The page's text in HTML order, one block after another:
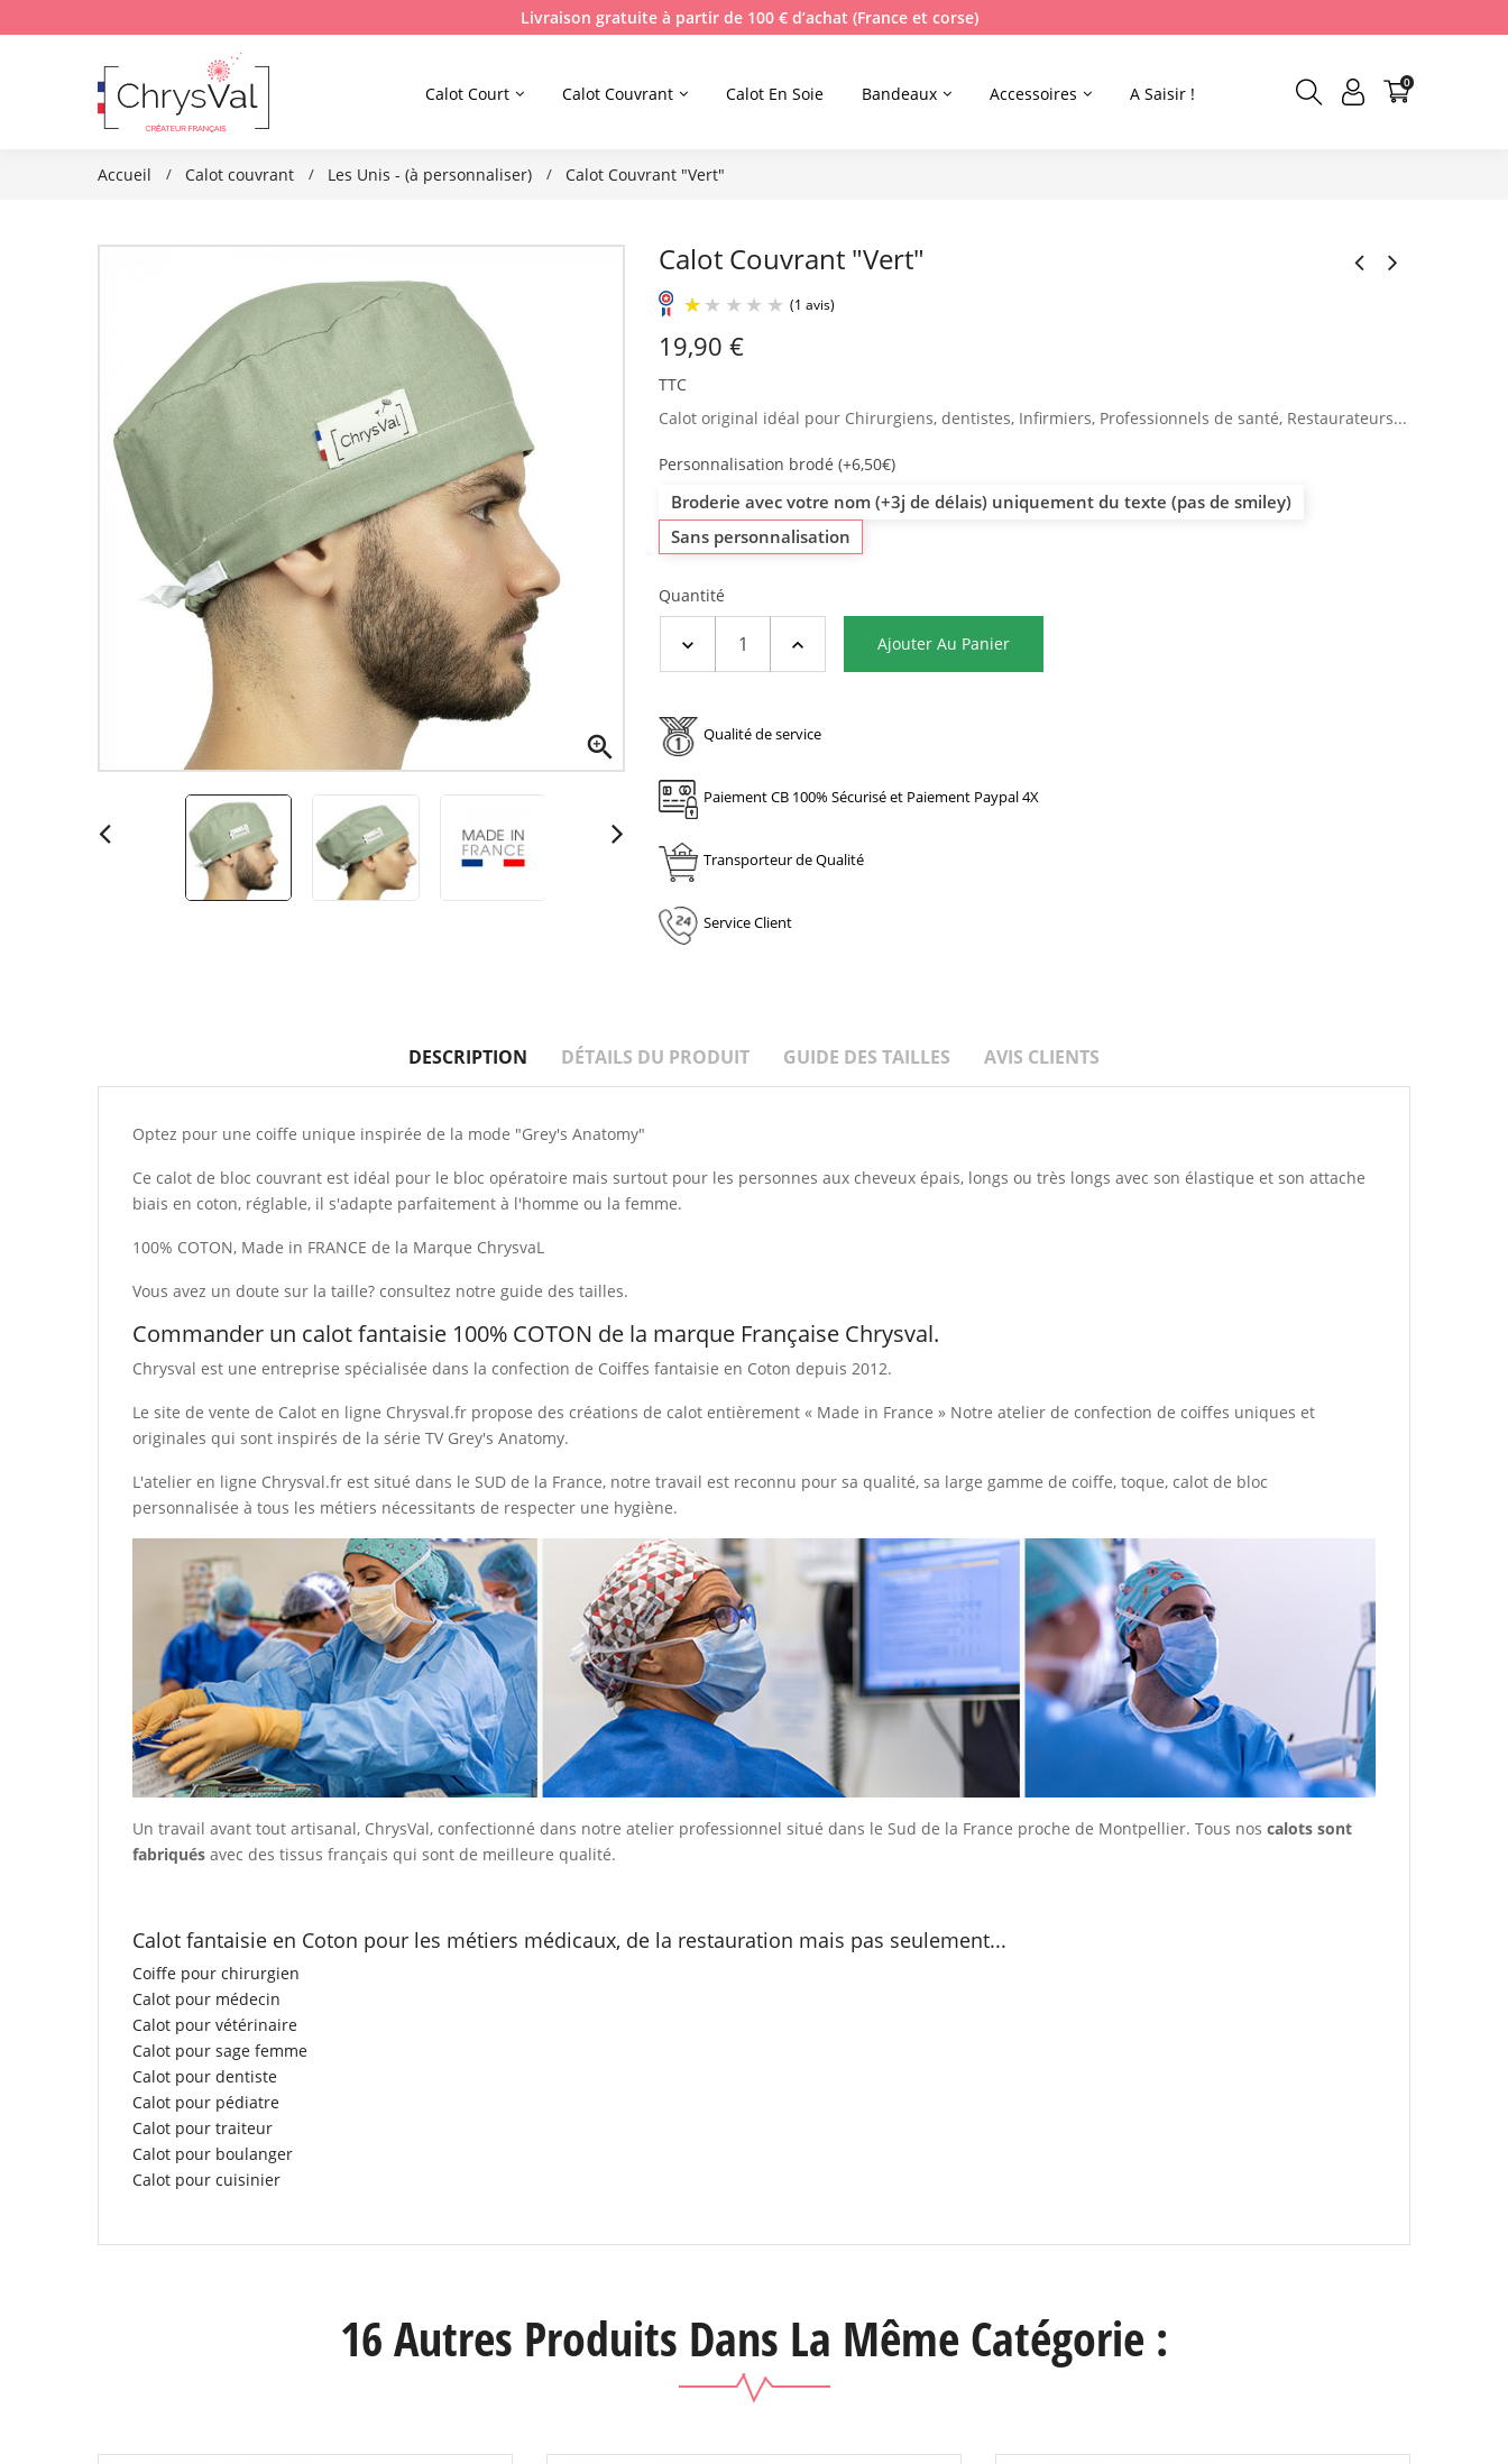
Livraison gratuite à partir de 100 € d’achat (France et corse)
Calot Court Calot Couvrant Calot En Soie Bandeaux Accessoires A Saisir !
0
Accueil Calot couvrant Les Unis - (à personnaliser) Calot Couvrant "Vert"

Calot Couvrant "Vert"
19,90 €
TTC
Calot original idéal pour Chirurgiens, dentistes, Infirmiers, Professionnels de santé, Restaurateurs...
Personnalisation brodé (+6,50€)
Broderie avec votre nom (+3j de délais) uniquement du texte (pas de smiley)
Sans personnalisation
Quantité
Ajouter Au Panier
Qualité de service
Paiement CB 100% Sécurisé et Paiement Paypal 4X
Transporteur de Qualité
Service Client
DESCRIPTION DÉTAILS DU PRODUIT GUIDE DES TAILLES AVIS CLIENTS
Optez pour une coiffe unique inspirée de la mode "Grey's Anatomy"
Ce calot de bloc couvrant est idéal pour le bloc opératoire mais surtout pour les personnes aux cheveux épais, longs ou très longs avec son élastique et son attache
biais en coton, réglable, il s'adapte parfaitement à l'homme ou la femme.
100% COTON, Made in FRANCE de la Marque ChrysvaL
Vous avez un doute sur la taille? consultez notre guide des tailles.
Commander un calot fantaisie 100% COTON de la marque Française Chrysval.
Chrysval est une entreprise spécialisée dans la confection de Coiffes fantaisie en Coton depuis 2012.
Le site de vente de Calot en ligne Chrysval.fr propose des créations de calot entièrement « Made in France » Notre atelier de confection de coiffes uniques et
originales qui sont inspirés de la série TV Grey's Anatomy.
L'atelier en ligne Chrysval.fr est situé dans le SUD de la France, notre travail est reconnu pour sa qualité, sa large gamme de coiffe, toque, calot de bloc
personnalisée à tous les métiers nécessitants de respecter une hygiène.
Un travail avant tout artisanal, ChrysVal, confectionné dans notre atelier professionnel situé dans le Sud de la France proche de Montpellier. Tous nos calots sont
fabriqués avec des tissus français qui sont de meilleure qualité.
Calot fantaisie en Coton pour les métiers médicaux, de la restauration mais pas seulement...
Coiffe pour chirurgien
Calot pour médecin
Calot pour vétérinaire
Calot pour sage femme
Calot pour dentiste
Calot pour pédiatre
Calot pour traiteur
Calot pour boulanger
Calot pour cuisinier
16 Autres Produits Dans La Même Catégorie :